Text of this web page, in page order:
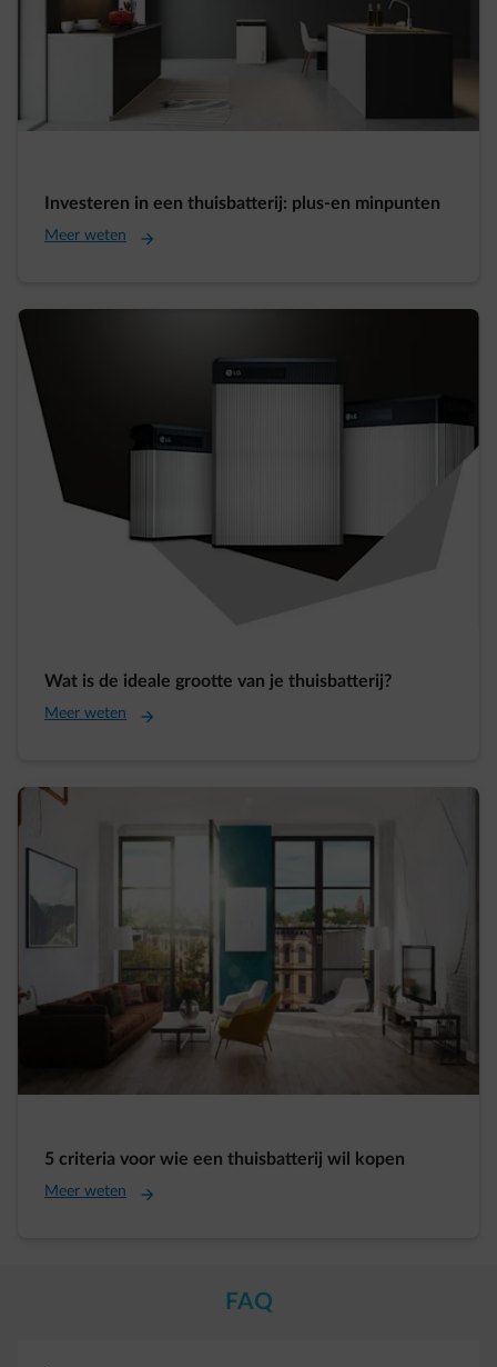
Investeren in een thuisbatterij: plus-en minpunten
Meer weten
Wat is de ideale grootte van je thuisbatterij?
Meer weten
5 criteria voor wie een thuisbatterij wil kopen
Meer weten
FAQ